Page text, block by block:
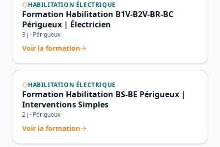
HABILITATION ÉLECTRIQUE
Formation Habilitation B1V-B2V-BR-BC
Périgueux | Électricien
3 j · Périgueux
Voir la formation
HABILITATION ÉLECTRIQUE
Formation Habilitation BS-BE Périgueux |
Interventions Simples
2 j · Périgueux
Voir la formation